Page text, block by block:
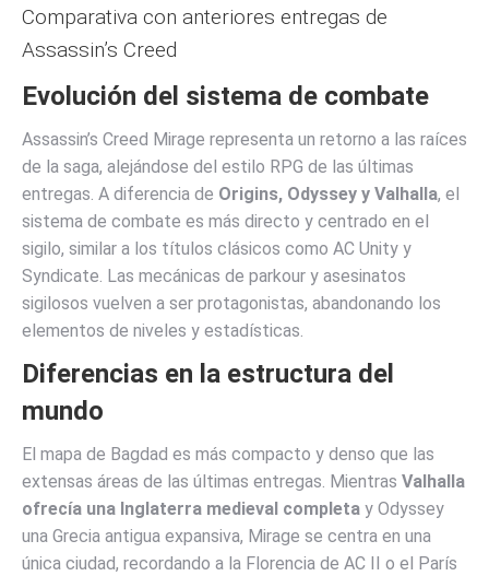
Comparativa con anteriores entregas de
Assassin’s Creed
Evolución del sistema de combate
Assassin’s Creed Mirage representa un retorno a las raíces
de la saga, alejándose del estilo RPG de las últimas
entregas. A diferencia de Origins, Odyssey y Valhalla, el
sistema de combate es más directo y centrado en el
sigilo, similar a los títulos clásicos como AC Unity y
Syndicate. Las mecánicas de parkour y asesinatos
sigilosos vuelven a ser protagonistas, abandonando los
elementos de niveles y estadísticas.
Diferencias en la estructura del
mundo
El mapa de Bagdad es más compacto y denso que las
extensas áreas de las últimas entregas. Mientras Valhalla
ofrecía una Inglaterra medieval completa y Odyssey
una Grecia antigua expansiva, Mirage se centra en una
única ciudad, recordando a la Florencia de AC II o el París